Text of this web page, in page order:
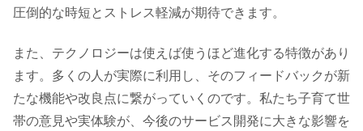
圧倒的な時短とストレス軽減が期待できます。
また、テクノロジーは使えば使うほど進化する特徴があり
ます。多くの人が実際に利用し、そのフィードバックが新
たな機能や改良点に繋がっていくのです。私たち子育て世
帯の意見や実体験が、今後のサービス開発に大きな影響を